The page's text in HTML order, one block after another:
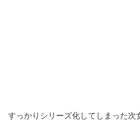
すっかりシリーズ化してしまった次